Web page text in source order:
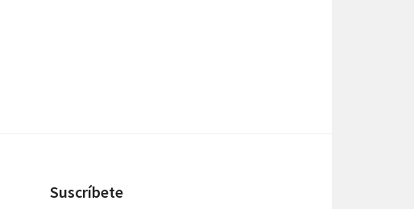
Suscríbete